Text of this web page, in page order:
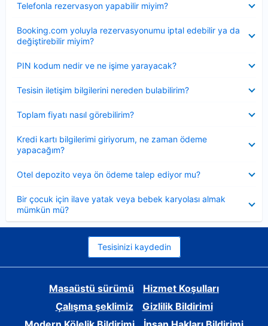
Telefonla rezervasyon yapabilir miyim?
Booking.com yoluyla rezervasyonumu iptal edebilir ya da
değiştirebilir miyim?
PIN kodum nedir ve ne işime yarayacak?
Tesisin iletişim bilgilerini nereden bulabilirim?
Toplam fiyatı nasıl görebilirim?
Kredi kartı bilgilerimi giriyorum, ne zaman ödeme
yapacağım?
Otel depozito veya ön ödeme talep ediyor mu?
Bir çocuk için ilave yatak veya bebek karyolası almak
mümkün mü?
Tesisinizi kaydedin
Masaüstü sürümü
Hizmet Koşulları
Çalışma şeklimiz
Gizlilik Bildirimi